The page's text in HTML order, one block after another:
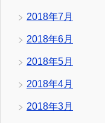
2018年7月
2018年6月
2018年5月
2018年4月
2018年3月